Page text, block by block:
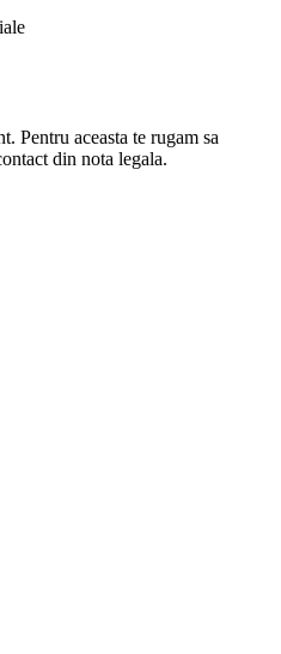
Pentru aceasta te rugam sa
din nota legala.